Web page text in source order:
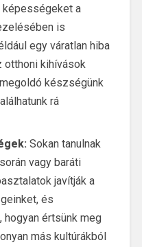
képességeket a
is
egy váratlan hiba
otthoni kihívások
készségünk
rá
Sokan tanulnak
vagy baráti
javítják a
és
hogyan értsünk meg
más kultúrákból